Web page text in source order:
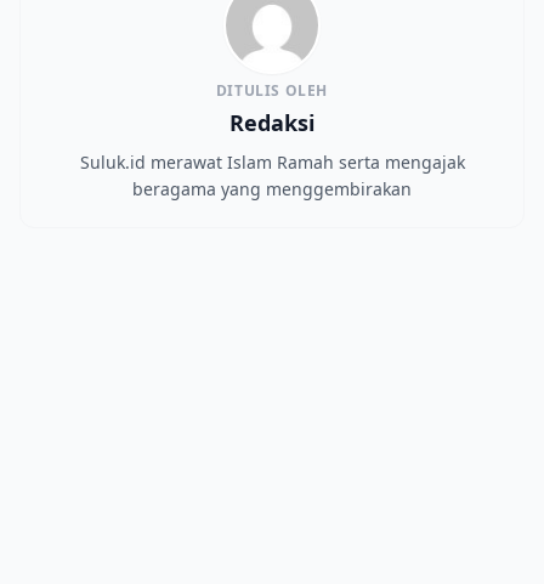
DITULIS OLEH
Redaksi
Suluk.id merawat Islam Ramah serta mengajak
beragama yang menggembirakan